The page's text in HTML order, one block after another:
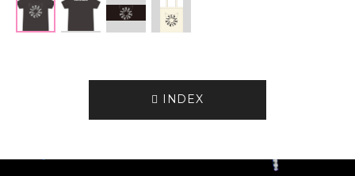
INDEX